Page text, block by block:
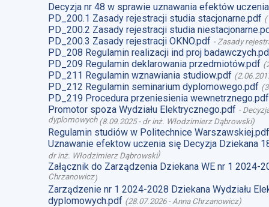
Decyzja nr 48 w sprawie uznawania efektów
PD_200.1 Zasady rejestracji studia stacjonarne.pdf (
PD_200.2 Zasady rejestracji studia
PD_200.3 Zasady rejestracji OKNO.pdf - Zasady
PD_208 Regulamin realizacji ind proj
PD_209 Regulamin deklarowania przedmiotów.pdf (
PD_211 Regulamin wznawiania studiow.pdf (
PD_212 Regulamin seminarium dyplomowego.pdf (
PD_219 Procedura przeniesienia wewnetrznego.pdf
Promotor spoza Wydziału Elektrycznego.pdf -
dyplomowych(8.09.2025- dr inż. Włodzimierz Dąbrowski)
Regulamin studiów w Politechnice Warszawskiej.pdf
Uznawanie efektow uczenia się Decyzja Dziekana
dr inż. Włodzimierz Dąbrowski)
Załącznik do Zarządzenia Dziekana WE nr 1
Chrzanowicz)
Zarządzenie nr 1 2024-2028 Dziekana Wydziału
dyplomowych.pdf (28.07.2026- Anna Chrzanowicz)